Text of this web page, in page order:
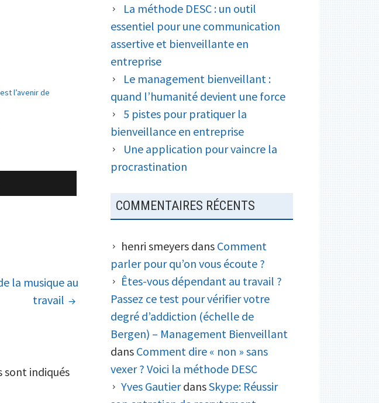
l’avenir de
la musique au
travail
sont indiqués
La méthode DESC : un outil
essentiel pour une communication
assertive et bienveillante en
entreprise
Le management bienveillant :
quand l’humanité devient une force
5 pistes pour pratiquer la
bienveillance en entreprise
Une application pour vaincre la
procrastination
COMMENTAIRES RÉCENTS
henri smeyersdans Comment
parler pour qu’on vous écoute ?
Êtes-vous dépendant au travail ?
Passez ce test pour vérifier votre
degré d’addiction (échelle de
Bergen) – Management Bienveillant
dans Comment dire « non » sans
vexer ? Voici la méthode DESC
Yves GautierdansSkype: Réussir